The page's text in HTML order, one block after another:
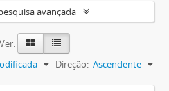
avançada
Ver:
Direção: Ascendente